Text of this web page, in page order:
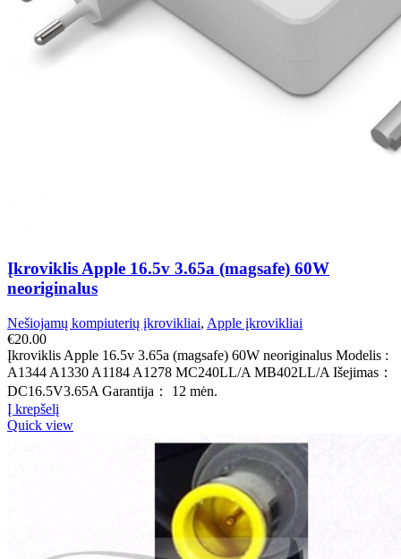
Įkroviklis Apple 16.5v 3.65a (magsafe) 60W
neoriginalus
Nešiojamų kompiuterių įkrovikliai, Apple įkrovikliai
€20.00
Įkroviklis Apple 16.5v 3.65a (magsafe) 60W neoriginalus Modelis :
A1344 A1330 A1184 A1278 MC240LL/A MB402LL/A Išejimas：
DC16.5V3.65A Garantija： 12 mėn.
Į krepšelį
Quick view